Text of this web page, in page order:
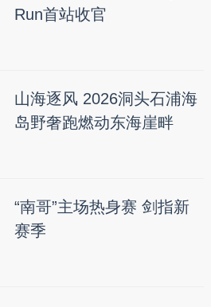
Run首站收官
山海逐风 2026洞头石浦海
岛野奢跑燃动东海崖畔
“南哥”主场热身赛 剑指新
赛季